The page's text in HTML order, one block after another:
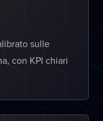
sulle
con KPI chiari